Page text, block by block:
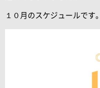
１０月のスケジュールです。